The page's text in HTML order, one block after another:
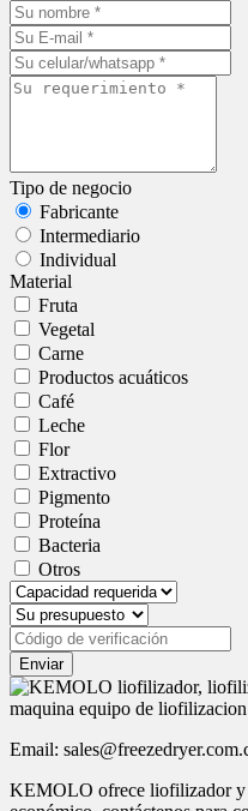
Tipo de negocio
Fabricante
Intermediario
Individual
Material
Fruta
Vegetal
Carne
Productos acuáticos
Café
Leche
Flor
Extractivo
Pigmento
Proteína
Bacteria
Otros
Enviar
Email:
KEMOLO ofrece liofilizador